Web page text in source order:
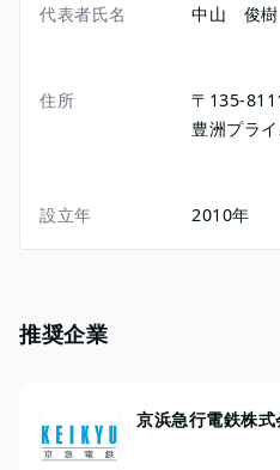
代表者氏名 中山 俊樹
住所 〒135-
豊洲プラ
設立年 2010年
推奨企業
京浜急行電鉄株式